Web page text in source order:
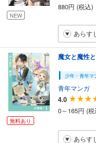
NEW
880円 (税込)
あらす
無料あり
魔女と魔性
少年・青年マ
青年マンガ
4.0
0～165円 (
あらす